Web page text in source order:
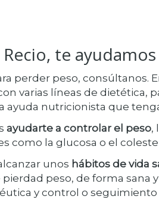
Recio, te
perder peso, consúltanos.
varias líneas de dietética,
ayuda nutricionista que
ayudarte a controlar el peso,
como la glucosa o el
unos hábitos de vida
peso, de forma sana
y control o seguimiento